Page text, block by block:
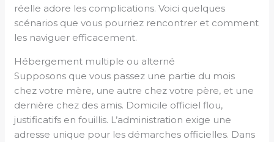
réelle adore les complications. Voici quelques
scénarios que vous pourriez rencontrer et comment
les naviguer efficacement.
Hébergement multiple ou alterné
Supposons que vous passez une partie du mois
chez votre mère, une autre chez votre père, et une
dernière chez des amis. Domicile officiel flou,
justificatifs en fouillis. L’administration exige une
adresse unique pour les démarches officielles. Dans